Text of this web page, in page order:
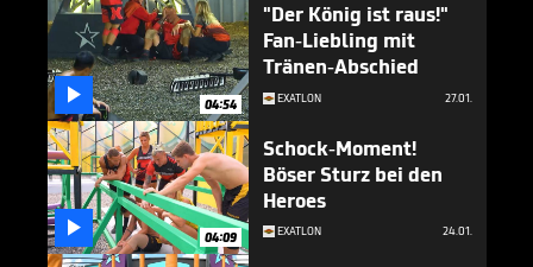
 04:54
"Der König ist raus!"
Fan-Liebling mit
Tränen-Abschied
EXATLON 27.01.
 04:09
Schock-Moment!
Böser Sturz bei den
Heroes
EXATLON 24.01.